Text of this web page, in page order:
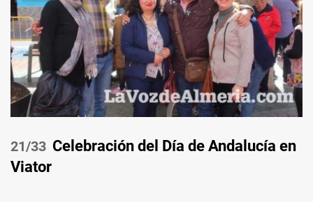
/33 Celebración del Día de Andalucía en
Viator